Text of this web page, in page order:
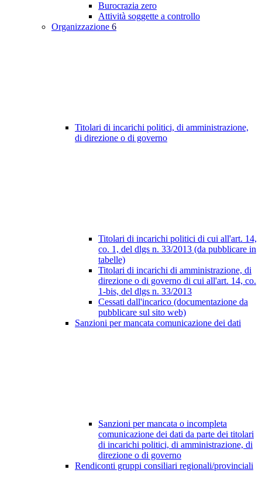
Burocrazia zero
Attività soggette a controllo
Organizzazione 6
Titolari di incarichi politici, di amministrazione,
di direzione o di governo
Titolari di incarichi politici di cui all'art. 14,
co. 1, del dlgs n. 33/2013 (da pubblicare in
tabelle)
Titolari di incarichi di amministrazione, di
direzione o di governo di cui all'art. 14, co.
1-bis, del dlgs n. 33/2013
Cessati dall'incarico (documentazione da
pubblicare sul sito web)
Sanzioni per mancata comunicazione dei dati
Sanzioni per mancata o incompleta
comunicazione dei dati da parte dei titolari
di incarichi politici, di amministrazione, di
direzione o di governo
Rendiconti gruppi consiliari regionali/provinciali